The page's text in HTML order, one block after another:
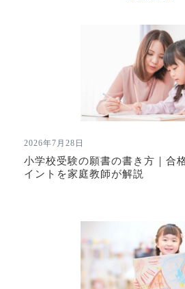
2026年7月28日
小学校受験の願書の書き方｜合
イントを家庭教師が解説